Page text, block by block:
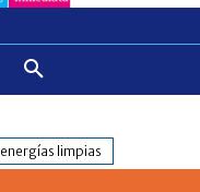
energías limpias